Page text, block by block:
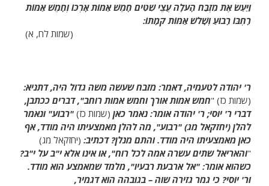
וַיַּעַשׂ אֶת מִזְבַּח הָעֹלָה עֲצֵי שִׁטִּים חָמֵשׁ אַמּוֹת אָרְכּוֹ וְחָמֵשׁ אַמּוֹת
רָחְבּוֹ רָבוּעַ וְשָׁלֹשׁ אַמּוֹת קֹמָתוֹ:
(שמות לח, א)
ר' יהודה לטעמיה, דאמר: מזבח שעשה משה גדול היה, דתניא:
(שמות כז) "חמש אמות אורך וחמש אמות רוחב", דברים ככתבן,
דברי ר' יוסי; ר' יהודה אומר: נאמר כאן (שמות כז) "רבוע" ונאמר
להלן (יחזקאל מג) "רבוע", מה להלן מאמצעיתו היה מודד, אף
כאן מאמצעיתו היה מודד. והתם מנלן? דכתיב: (יחזקאל מג)
"והאריאל שתים עשרה אמה לכל רוח", או אינו אלא י"ב על י"ב?
כשהוא אומר: "אל ארבעת רבעיו", מלמד שמאמצע הוא מודד.
ור' יוסי? כי גמר גזירה שוה – בגובהה הוא דגמיר,